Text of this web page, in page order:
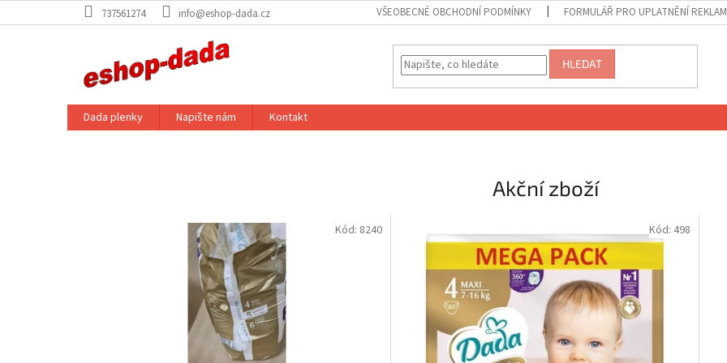
na
737561274 info@eshop-dada.cz VŠEOBECNÉ OBCHODNÍ PODMÍNKY FORMULÁŘ PRO UPLATNĚNÍ
HLEDAT
Dada plenky Napište nám Kontakt
Akční zboží
Kód: 8240 Kód: 498